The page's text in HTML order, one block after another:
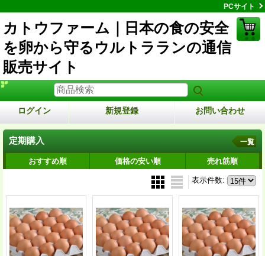
PCサイト
カトウファーム｜日本の食の安全
を卵から守るウルトラランの通信
販売サイト
ログイン 新規登録 お問い合わせ
定期購入 一覧
おすすめ順 価格の安い順 売れ筋順
表示件数: